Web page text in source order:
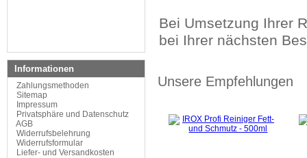
Bei Umsetzung Ihrer
bei Ihrer nächsten
Unsere Empfehlungen
Informationen
Zahlungsmethoden
Sitemap
Impressum
Privatsphäre und Datenschutz
AGB
Widerrufsbelehrung
Widerrufsformular
Liefer- und Versandkosten